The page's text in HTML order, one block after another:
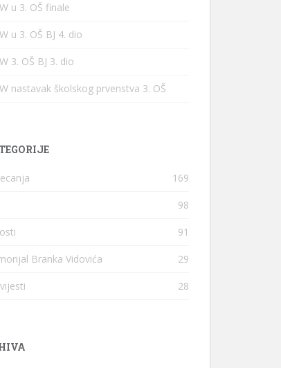
u 3. OŠ finale
u 3. OŠ BJ 4. dio
3. OŠ BJ 3. dio
nastavak školskog prvenstva 3. OŠ
169
98
91
Branka Vidovića 29
28